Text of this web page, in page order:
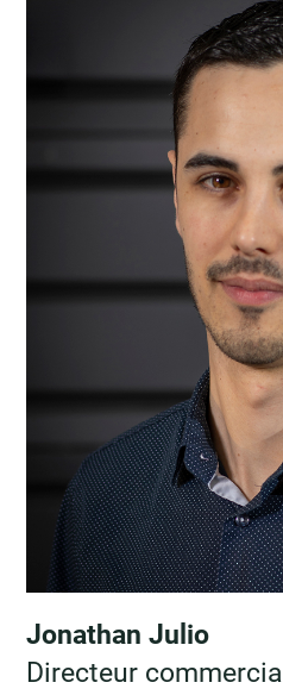
Jonathan Julio
Directeur commercial